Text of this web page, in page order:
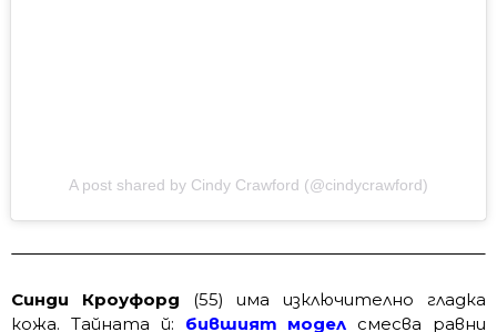
A post shared by Cindy Crawford (@cindycrawford)
Синди Кроуфорд (55) има изключително гладка
кожа. Тайната й: бившият модел смесва равни